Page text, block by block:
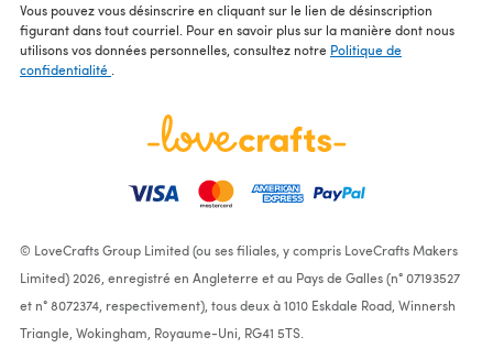
Vous pouvez vous désinscrire en cliquant sur le lien de désinscription
figurant dans tout courriel. Pour en savoir plus sur la manière dont nous
utilisons vos données personnelles, consultez notre Politique de
confidentialité .
© LoveCrafts Group Limited (ou ses filiales, y compris LoveCrafts Makers
Limited) 2026, enregistré en Angleterre et au Pays de Galles (n° 07193527
et n° 8072374, respectivement), tous deux à 1010 Eskdale Road, Winnersh
Triangle, Wokingham, Royaume-Uni, RG41 5TS.